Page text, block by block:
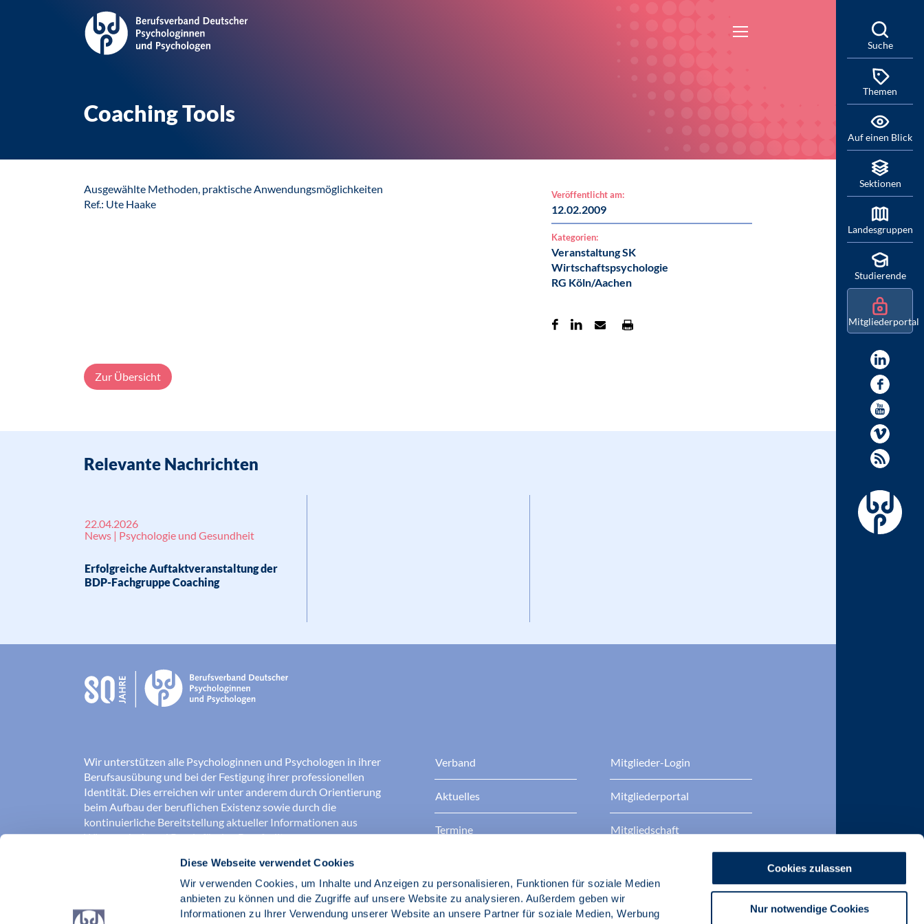
Diese Webseite verwendet Cookies
Wir verwenden Cookies, um Inhalte und Anzeigen zu personalisieren, Funktionen für soziale Medien
anbieten zu können und die Zugriffe auf unsere Website zu analysieren. Außerdem geben wir
Informationen zu Ihrer Verwendung unserer Website an unsere Partner für soziale Medien, Werbung
Cookies zulassen
Nur notwendige Cookies
Coaching Tools
Ausgewählte Methoden, praktische Anwendungsmöglichkeiten
Ref.: Ute Haake
Veröffentlicht am:
12.02.2009
Kategorien:
Veranstaltung SK
Wirtschaftspsychologie
RG Köln/Aachen
Zur Übersicht
Relevante Nachrichten
22.04.2026
News | Psychologie und Gesundheit
Erfolgreiche Auftaktveranstaltung der
BDP-Fachgruppe Coaching
Wir unterstützen alle Psychologinnen und Psychologen in ihrer
Berufsausübung und bei der Festigung ihrer professionellen
Identität. Dies erreichen wir unter anderem durch Orientierung
beim Aufbau der beruflichen Existenz sowie durch die
kontinuierliche Bereitstellung aktueller Informationen aus
Wissenschaft und Praxis für den Berufsalltag.
Wir erschließen und sichern Berufsfelder und sorgen dafür, dass
Erkenntnisse der Psychologie kompetent und verantwortungsvoll
umgesetzt werden. Darüber hinaus stärken wir das Ansehen aller
Psychologinnen und Psychologen in der Öffentlichkeit und
Verband
Aktuelles
Termine
Berufsethik
Mitglieder-Login
Mitgliederportal
Mitgliedschaft
BDP Zertifizierungen
Suche
Themen
Auf einen Blick
Sektionen
Landesgruppen
Studierende
Mitgliederportal